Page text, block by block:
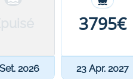
3795€
2026 23 Apr. 2027